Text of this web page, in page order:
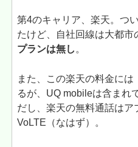
第4のキャリア、楽天。つ
たけど、自社回線は大都市
プランは無し 。
また、この楽天の料金に
るが、UQ mobileは含まれ
だし、楽天の無料通話は
VoLTE（なはず）。